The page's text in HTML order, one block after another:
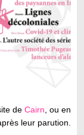
deCairn, ou en
leur parution.